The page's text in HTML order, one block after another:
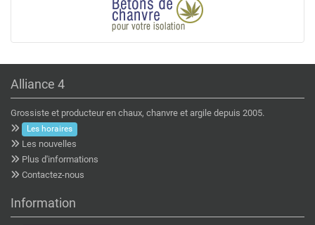
Alliance 4
Grossiste et producteur en chaux, chanvre et argile depuis 2005.
Les horaires
Les nouvelles
Plus d'informations
Contactez-nous
Information